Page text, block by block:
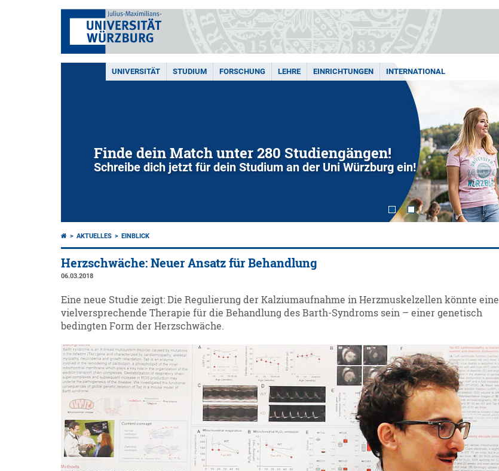
UNIVERSITÄT STUDIUM FORSCHUNG LEHRE EINRICHTUNGEN INTERNATIONAL
Finde dein Match unter 280 Studiengängen!
Schreibe dich jetzt für dein Studium an der Uni Würzburg ein!
AKTUELLES EINBLICK
Herzschwäche: Neuer Ansatz für Behandlung
06.03.2018
Eine neue Studie zeigt: Die Regulierung der Kalziumaufnahme in Herzmuskelzellen könnte eine
vielversprechende Therapie für die Behandlung des Barth-Syndroms sein – einer genetisch
bedingten Form der Herzschwäche.